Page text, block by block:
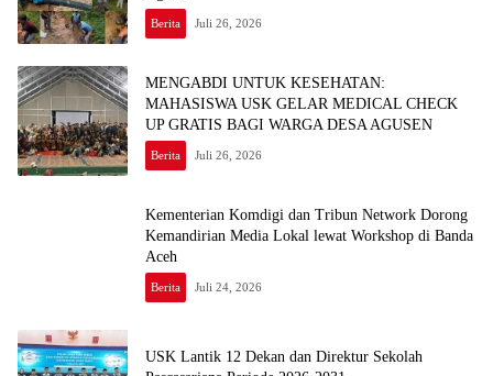
Berita Juli 26, 2026
MENGABDI UNTUK KESEHATAN:
MAHASISWA USK GELAR MEDICAL CHECK
Berita Juli 26, 2026
Kementerian Komdigi dan Tribun Network Dorong
Kemandirian Media Lokal lewat Workshop di Banda
Aceh
Berita Juli 24, 2026
USK Lantik 12 Dekan dan Direktur Sekolah